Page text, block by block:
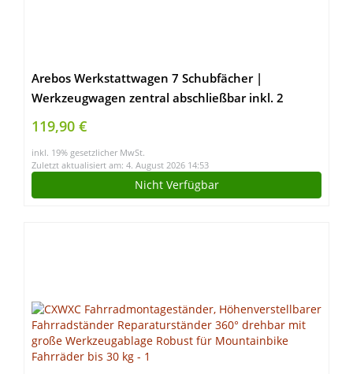
Arebos Werkstattwagen 7 Schubfächer |
Werkzeugwagen zentral abschließbar inkl. 2
Schlüssel & Antirutschmatten | kugelgelagerte
Schubladen | 2 Rollen mit Feststellbremse |
Schwarz
119,90 €
inkl. 19% gesetzlicher MwSt.
Zuletzt aktualisiert am: 4. August 2026 14:53
Nicht Verfügbar